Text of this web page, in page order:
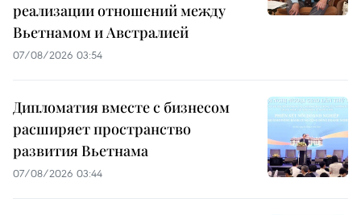
реализации отношений между
Вьетнамом и Австралией
07/08/2026 03:54
Дипломатия вместе с бизнесом
расширяет пространство
развития Вьетнама
07/08/2026 03:44